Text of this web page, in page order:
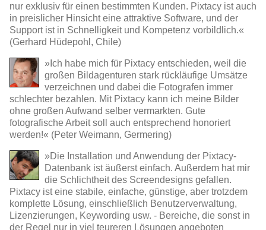
nur exklusiv für einen bestimmten Kunden. Pixtacy ist auch
in preislicher Hinsicht eine attraktive Software, und der
Support ist in Schnelligkeit und Kompetenz vorbildlich.«
(Gerhard Hüdepohl, Chile)
»Ich habe mich für Pixtacy entschieden, weil die
großen Bildagenturen stark rückläufige Umsätze
verzeichnen und dabei die Fotografen immer
schlechter bezahlen. Mit Pixtacy kann ich meine Bilder
ohne großen Aufwand selber vermarkten. Gute
fotografische Arbeit soll auch entsprechend honoriert
werden!« (Peter Weimann, Germering)
»Die Installation und Anwendung der Pixtacy-
Datenbank ist äußerst einfach. Außerdem hat mir
die Schlichtheit des Screendesigns gefallen.
Pixtacy ist eine stabile, einfache, günstige, aber trotzdem
komplette Lösung, einschließlich Benutzerverwaltung,
Lizenzierungen, Keywording usw. - Bereiche, die sonst in
der Regel nur in viel teureren Lösungen angeboten